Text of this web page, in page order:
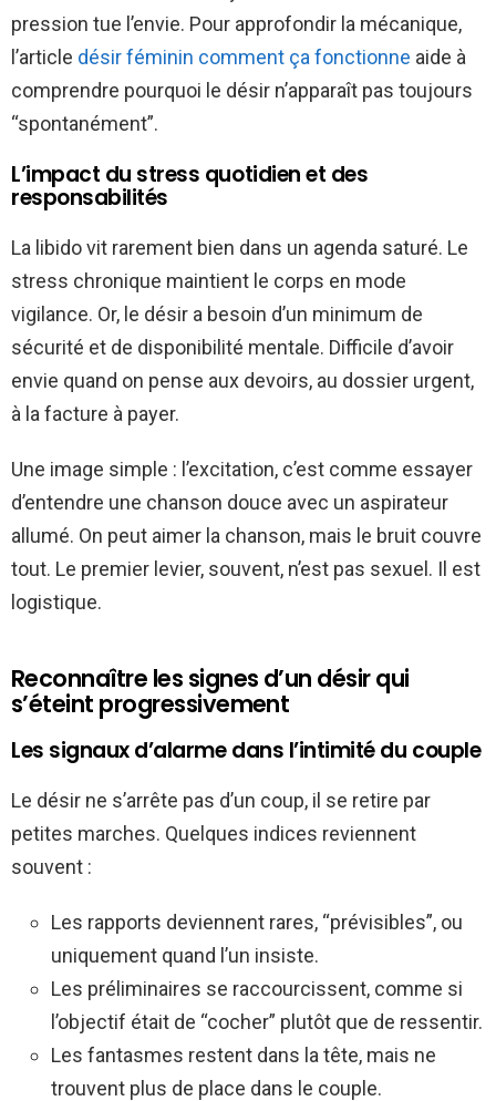
pression tue l’envie. Pour approfondir la mécanique,
l’article désir féminin comment ça fonctionne aide à
comprendre pourquoi le désir n’apparaît pas toujours
“spontanément”.
L’impact du stress quotidien et des
responsabilités
La libido vit rarement bien dans un agenda saturé. Le
stress chronique maintient le corps en mode
vigilance. Or, le désir a besoin d’un minimum de
sécurité et de disponibilité mentale. Difficile d’avoir
envie quand on pense aux devoirs, au dossier urgent,
à la facture à payer.
Une image simple : l’excitation, c’est comme essayer
d’entendre une chanson douce avec un aspirateur
allumé. On peut aimer la chanson, mais le bruit couvre
tout. Le premier levier, souvent, n’est pas sexuel. Il est
logistique.
Reconnaître les signes d’un désir qui
s’éteint progressivement
Les signaux d’alarme dans l’intimité du couple
Le désir ne s’arrête pas d’un coup, il se retire par
petites marches. Quelques indices reviennent
souvent :
Les rapports deviennent rares, “prévisibles”, ou
uniquement quand l’un insiste.
Les préliminaires se raccourcissent, comme si
l’objectif était de “cocher” plutôt que de ressentir.
Les fantasmes restent dans la tête, mais ne
trouvent plus de place dans le couple.